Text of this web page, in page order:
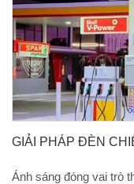
GIẢI PHÁP ĐÈN
Ánh sáng đóng vai trò